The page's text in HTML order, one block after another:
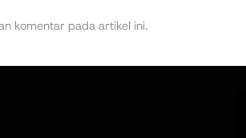
komentar pada artikel ini.